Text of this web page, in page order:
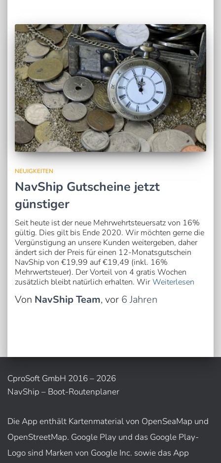
NEUIGKEITEN
NavShip Gutscheine jetzt
günstiger
Seit heute ist der neue Mehrwehrtsteuersatz von 16%
gültig. Dies gilt bis Ende 2020. Wir möchten gerne die
Vergünstigung an unsere Kunden weitergeben, daher
ändert sich der Preis für einen 12-Monatsgutschein
NavShip von €19,99 auf €19,49 (inkl. 16%
Mehrwertsteuer). Der Vorteil von 4 gratis Wochen
zusätzlich bleibt natürlich erhalten. Wir Weiterlesen
Von NavShip Team, vor 6 Jahren
CproSoft GmbH 2016 – 2026
NavShip – Boot-Routenplaner
Die App enthält Kartenmaterial von OpenSeaMap und
OpenStreetMap. Google Play und das Google Play-
Logo sind Marken von Google Inc. sowie das App